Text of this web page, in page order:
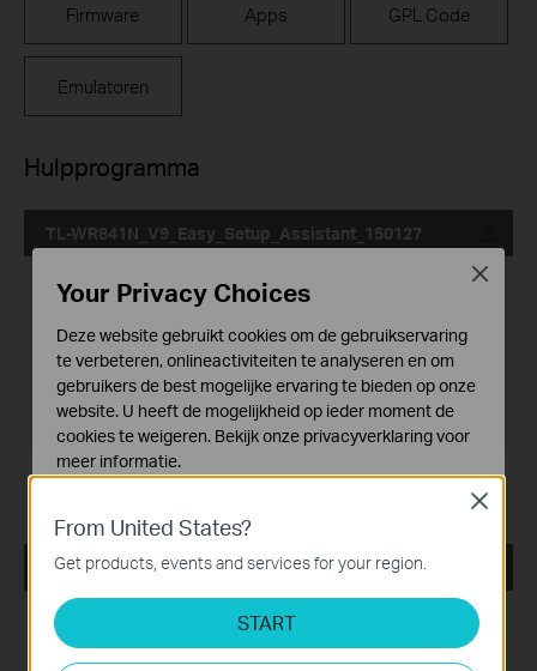
Firmware Apps GPL Code
Emulatoren
Hulpprogramma
TL-WR841N_V9_Easy_Setup_Assistant_150127
Publicatiedatum: 2015-01-27
Taal:Engels
Bestandsgrootte:14.04 MB
Besturingssysteem: XP/2003/Vista/7/8
Notes:
TL-WR841N_V9_Easy Setup Assistant_131129
Publicatiedatum: 2013-11-29
Taal:Engels
From United States?
Get products, events and services for your region.
START
Close
Your Privacy Choices
Deze website gebruikt cookies om de gebruikservaring
te verbeteren, onlineactiviteiten te analyseren en om
gebruikers de best mogelijke ervaring te bieden op onze
website. U heeft de mogelijkheid op ieder moment de
cookies te weigeren. Bekijk onze privacyverklaringvoor
meer informatie.
Deze cookies zijn noodzakelijk voor de werking van de
website en kunnen niet worden uitgeschakeld.
Analyse en Marketing Cookies
Cookies voor analyse geven ons de mogelijkheid uw
activiteiten op onze website te volgen en zo de
Close